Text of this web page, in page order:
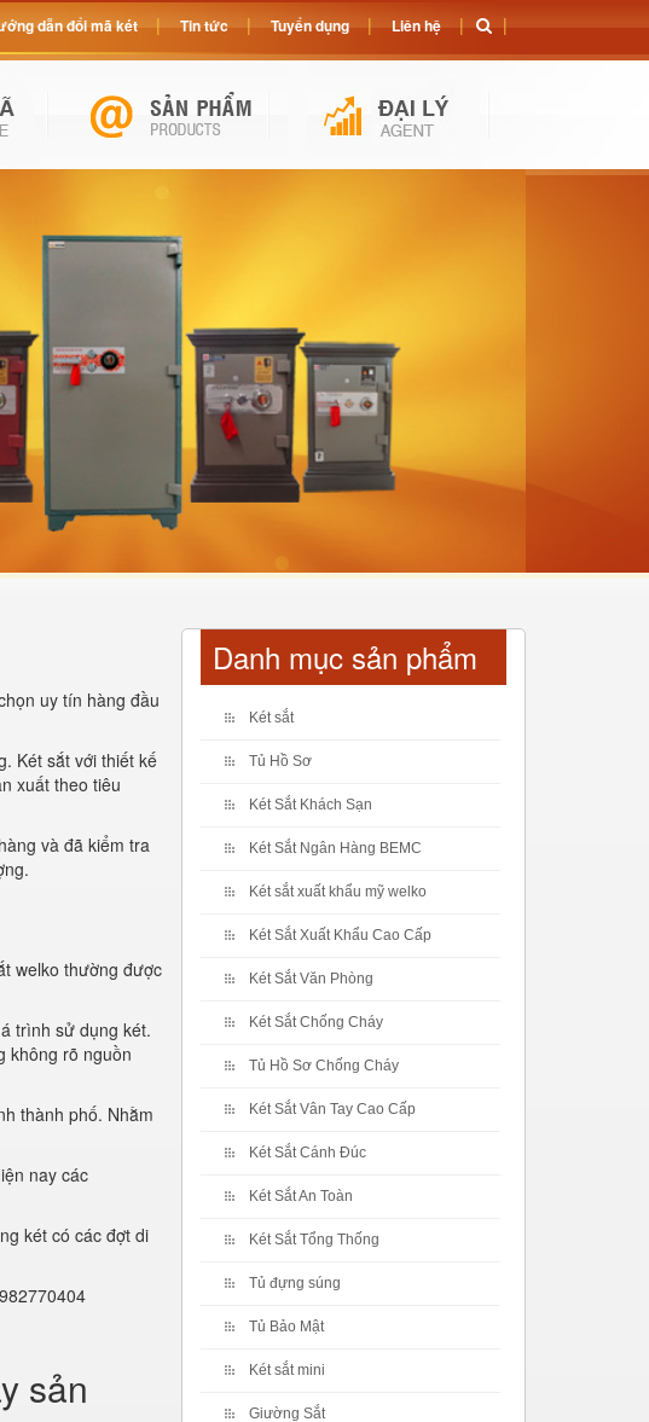
uy tín hàng đầu
Két sắt với thiết kế
xuất theo tiêu
và đã kiểm tra
welko thường được
trình sử dụng két.
không rõ nguồn
thành phố. Nhằm
nay các
két có các đợt di
sản
Danh mục sản phẩm
Két sắt
Tủ Hồ Sơ
Két Sắt Khách Sạn
Két Sắt Ngân Hàng BEMC
Két sắt xuất khẩu mỹ welko
Két Sắt Xuất Khẩu Cao Cấp
Két Sắt Văn Phòng
Két Sắt Chống Cháy
Tủ Hồ Sơ Chống Cháy
Két Sắt Vân Tay Cao Cấp
Két Sắt Cánh Đúc
Két Sắt An Toàn
Két Sắt Tổng Thống
Tủ đựng súng
Tủ Bảo Mật
Két sắt mini
Giường Sắt
dẫn đổi mã két Tin tức Tuyển dụng Liên hệ